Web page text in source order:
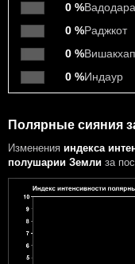
0 %Вадодара
0 %Раджкот
0 %
0 %Индаур
Полярные сияния
Изменения индекса
полушарии Земли за